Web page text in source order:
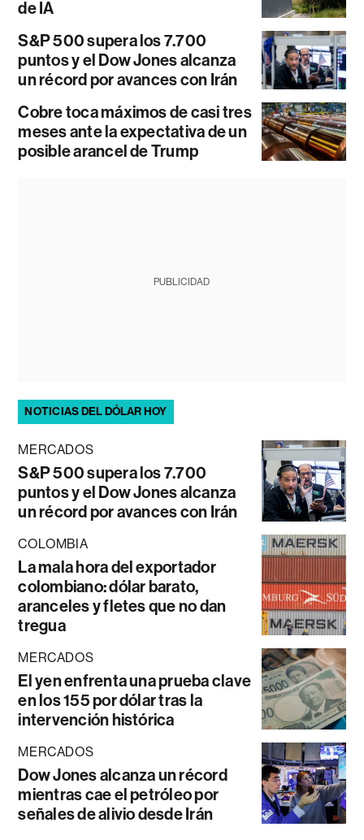
de IA
S&P 500 supera los 7.700
puntos y el Dow Jones alcanza
un récord por avances con Irán
Cobre toca máximos de casi tres
meses ante la expectativa de un
posible arancel de Trump
PUBLICIDAD
NOTICIAS DEL DÓLAR HOY
MERCADOS
S&P 500 supera los 7.700
puntos y el Dow Jones alcanza
un récord por avances con Irán
COLOMBIA
La mala hora del exportador
colombiano: dólar barato,
aranceles y fletes que no dan
tregua
MERCADOS
El yen enfrenta una prueba clave
en los 155 por dólar tras la
intervención histórica
MERCADOS
Dow Jones alcanza un récord
mientras cae el petróleo por
señales de alivio desde Irán